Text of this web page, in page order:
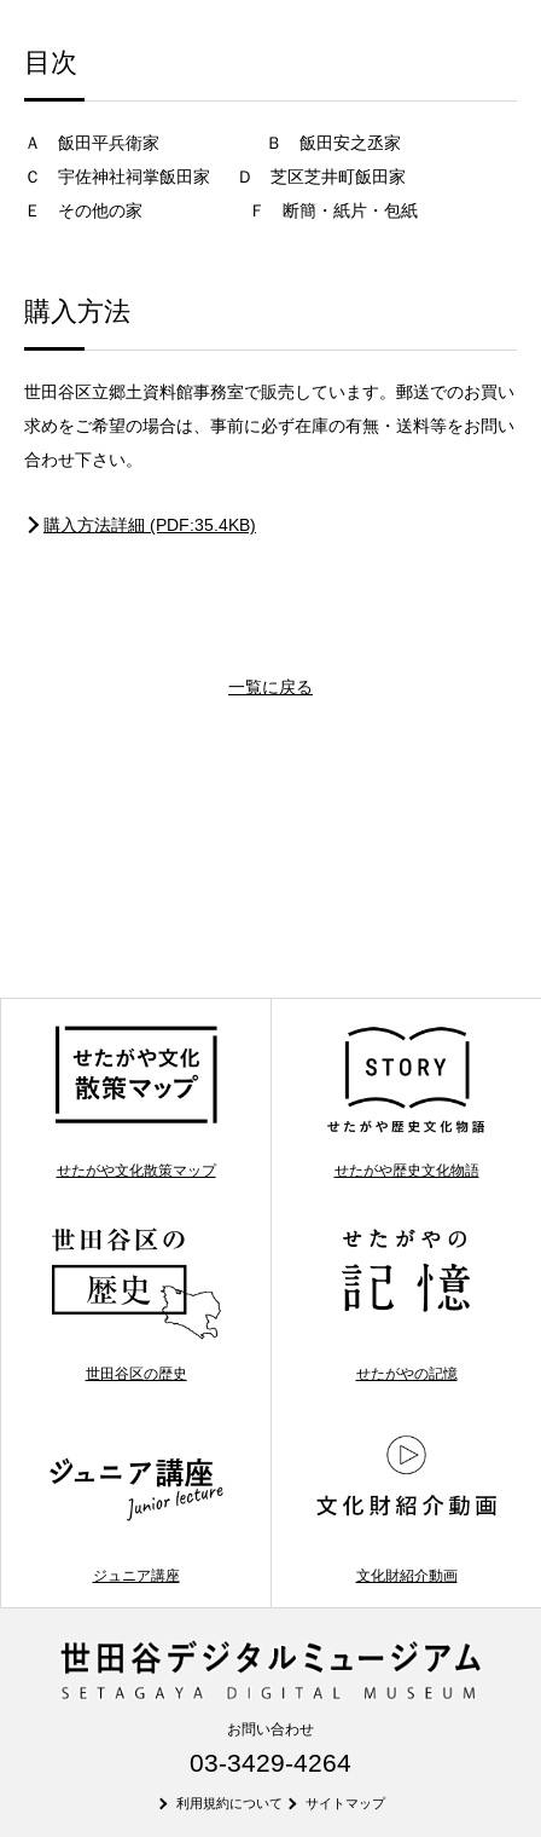
目次
Ａ 飯田平兵衛家 Ｂ 飯田安之丞家
Ｃ 宇佐神社祠掌飯田家 Ｄ 芝区芝井町飯田家
Ｅ その他の家 Ｆ 断簡・紙片・包紙
購入方法
世田谷区立郷土資料館事務室で販売しています。郵送でのお買い
求めをご希望の場合は、事前に必ず在庫の有無・送料等をお問い
合わせ下さい。
購入方法詳細 (PDF:35.4KB)
一覧に戻る
せたがや文化散策マップ せたがや歴史文化物語
世田谷区の歴史 せたがやの記憶
ジュニア講座 文化財紹介動画
お問い合わせ
03-3429-4264
利用規約について サイトマップ